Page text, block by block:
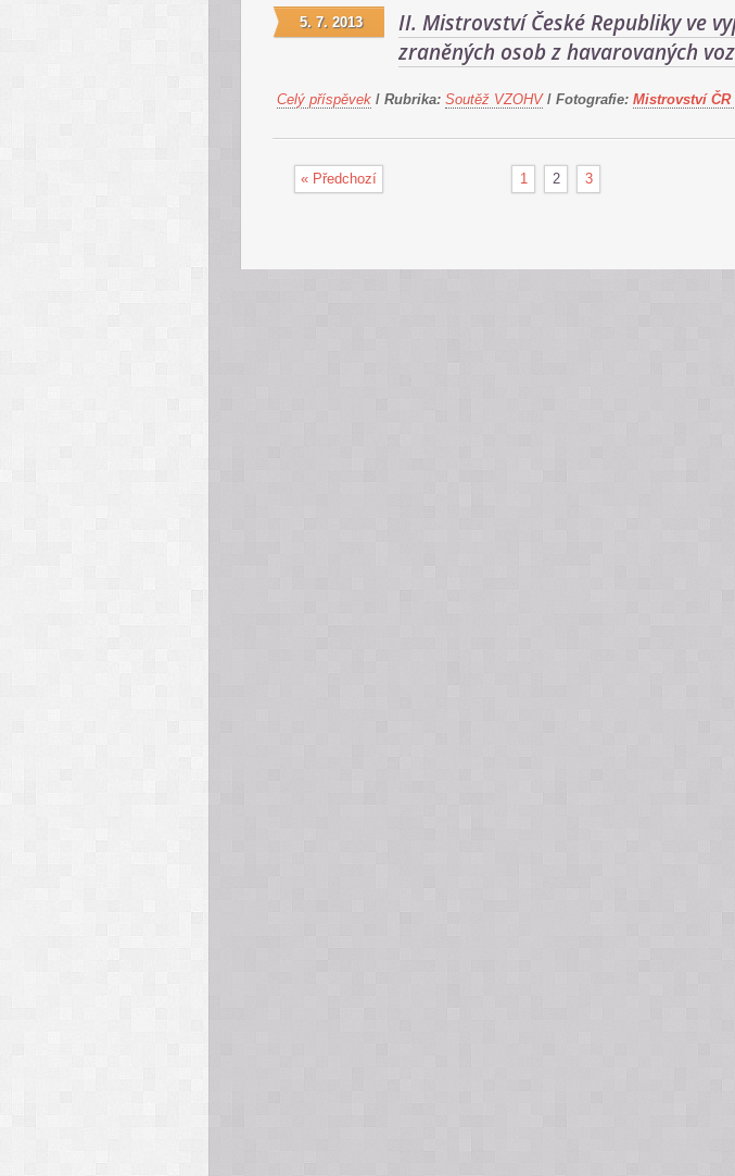
II. Mistrovství České Republiky ve
zraněných osob z havarovaných
5. 7. 2013
Celý příspěvek / Rubrika: Soutěž VZOHV / Fotografie: Mistrovství ČR
« Předchozí 1 2 3